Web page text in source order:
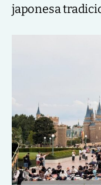
japonesa